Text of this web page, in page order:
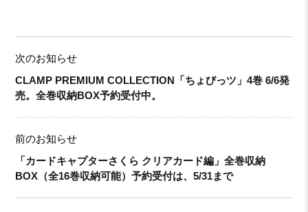
次のお知らせ
CLAMP PREMIUM COLLECTION「ちょびっツ」4巻 6/6発
売。全巻収納BOX予約受付中。
前のお知らせ
「カードキャプターさくら クリアカード編」全巻収納
BOX（全16巻収納可能）予約受付は、5/31まで